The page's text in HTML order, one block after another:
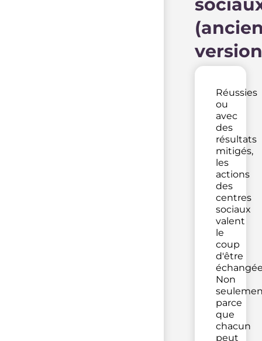
Réussies
ou
avec
des
résultats
mitigés,
les
actions
des
centres
sociaux
valent
le
coup
d'être
Non
parce
que
chacun
peut